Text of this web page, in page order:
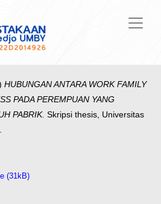
HUBUNGAN ANTARA WORK FAMILY
PADA PEREMPUAN YANG
PABRIK. Skripsi thesis, Universitas
(31kB)